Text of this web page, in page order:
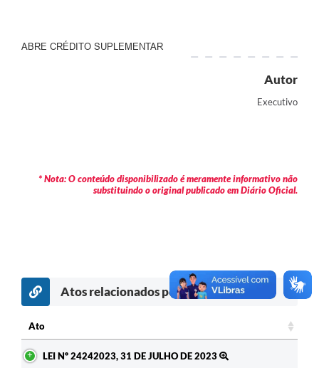
Transparência
Atendimento Odontológico
ABRE CRÉDITO SUPLEMENTAR
Autor
Executivo
* Nota: O conteúdo disponibilizado é meramente informativo não
substituindo o original publicado em Diário Oficial.
Atos relacionados por assunto
Ato
LEI Nº 24242023, 31 DE JULHO DE 2023